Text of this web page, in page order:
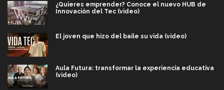
¿Quieres emprender? Conoce el nuevo HUB de
Innovación del Tec (video)
El joven que hizo del baile su vida (video)
Aula Futura: transformar la experiencia educativa
(video)